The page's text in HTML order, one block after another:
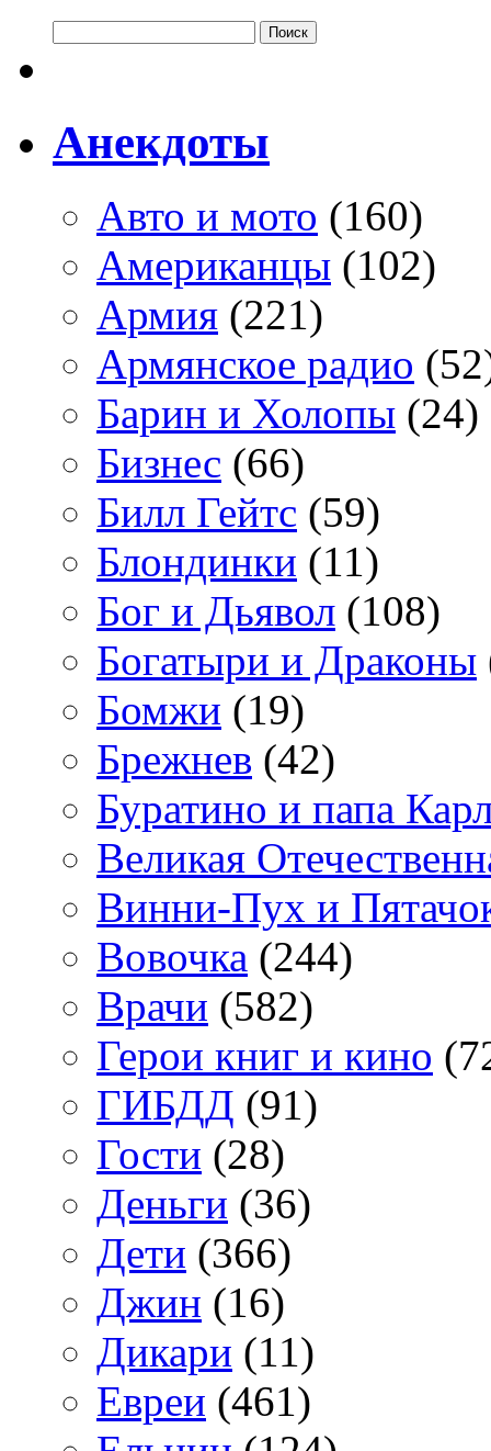
Анекдоты
Авто и мото (160)
Американцы (102)
Армия (221)
Армянское радио
Барин и Холопы (24)
Бизнес (66)
Билл Гейтс (59)
Блондинки (11)
Бог и Дьявол (108)
Богатыри и Драконы
Бомжи (19)
Брежнев (42)
Буратино и папа
Великая
Винни-Пух и
Вовочка (244)
Врачи (582)
Герои книг и кино
ГИБДД (91)
Гости (28)
Деньги (36)
Дети (366)
Джин (16)
Дикари (11)
Евреи (461)